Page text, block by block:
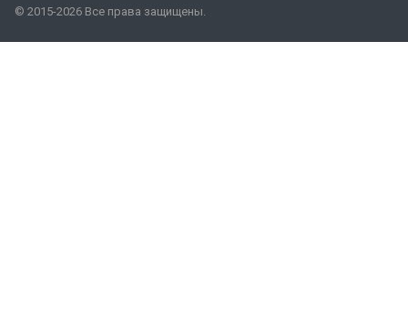
© 2015-2026 Все права защищены.